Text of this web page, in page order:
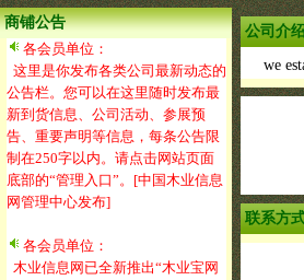
商铺公告
各会员单位：
这里是你发布各类公司最新动态的
公告栏。您可以在这里随时发布最
新到货信息、公司活动、参展预
告、重要声明等信息，每条公告限
制在250字以内。请点击网站页面
底部的“管理入口”。[中国木业信息
网管理中心发布]
各会员单位：
木业信息网已全新推出“木业宝网
公司介
we
联系方